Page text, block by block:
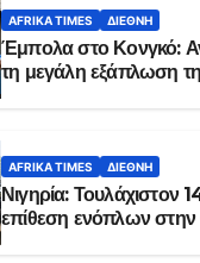
AFRIKA TIMES ΔΙΕΘΝΉ
Έμπολα στο Κονγκό:
τη μεγάλη εξάπλωση
AFRIKA TIMES ΔΙΕΘΝΉ
Νιγηρία: Τουλάχιστον
επίθεση ενόπλων